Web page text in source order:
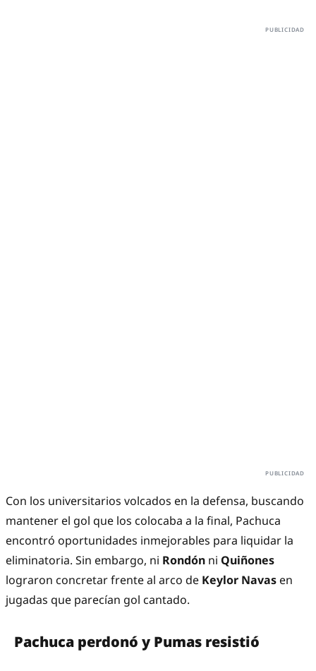
Con los universitarios volcados en la defensa, buscando
mantener el gol que los colocaba a la final, Pachuca
encontró oportunidades inmejorables para liquidar la
eliminatoria. Sin embargo, ni Rondón ni Quiñones
lograron concretar frente al arco de Keylor Navas en
jugadas que parecían gol cantado.
Pachuca perdonó y Pumas resistió